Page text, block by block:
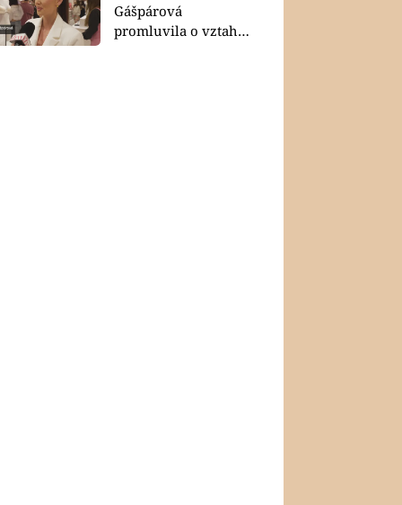
Gášpárová
promluvila o vztahu